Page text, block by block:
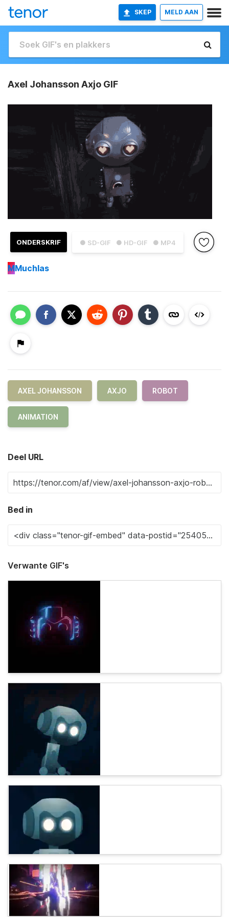
SKEP MELD AAN
Axel Johansson Axjo GIF
● SD-GIF ● HD-GIF ● MP4
ONDERSKRIF
MMuchlas
AXEL JOHANSSON AXJO ROBOT
ANIMATION
Deel URL
Bed in
Verwante GIF's